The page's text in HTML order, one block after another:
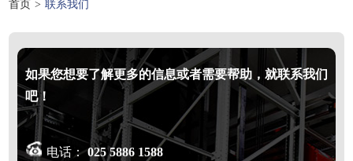
首页 > 联系我们
如果您想要了解更多的信息或者需要帮助，就联系我们
吧！
电话：025 5886 1588